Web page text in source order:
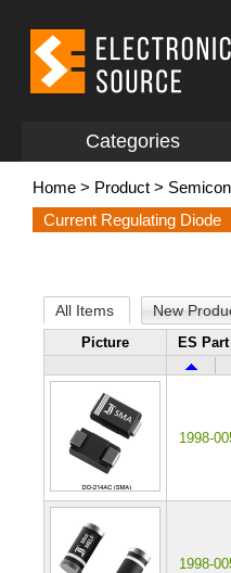
Categories
Home > Product >
Current Regulating Diode
All Items New
Picture ES
1998-
1998-